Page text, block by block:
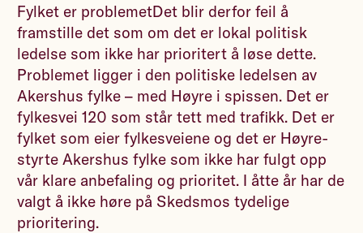
Fylket er problemetDet blir derfor feil å
framstille det som om det er lokal politisk
ledelse som ikke har prioritert å løse dette.
Problemet ligger i den politiske ledelsen av
Akershus fylke – med Høyre i spissen. Det er
fylkesvei 120 som står tett med trafikk. Det er
fylket som eier fylkesveiene og det er Høyre-
styrte Akershus fylke som ikke har fulgt opp
vår klare anbefaling og prioritet. I åtte år har de
valgt å ikke høre på Skedsmos tydelige
prioritering.